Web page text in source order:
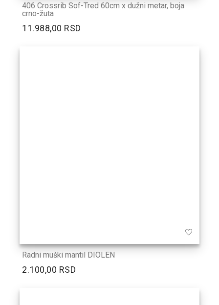
406 Crossrib Sof-Tred 60cm x dužni metar, boja
crno-žuta
11.988,00 RSD
Radni muški mantil DIOLEN
2.100,00 RSD